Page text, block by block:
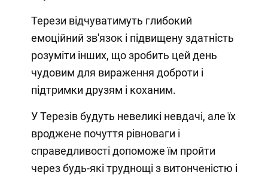
Терези відчуватимуть глибокий
емоційний зв'язок і підвищену здатність
розуміти інших, що зробить цей день
чудовим для вираження доброти і
підтримки друзям і коханим.
У Терезів будуть невеликі невдачі, але їх
вроджене почуття рівноваги і
справедливості допоможе їм пройти
через будь-які труднощі з витонченістю і